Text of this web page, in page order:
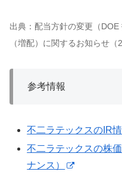
出典：配当方針の変更（
（増配）に関するお知らせ（
参考情報
不二ラテックスのIR
不二ラテックスの株
ナンス）